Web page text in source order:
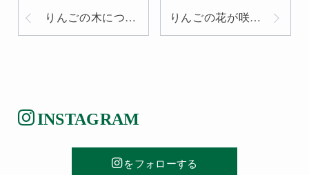
りんごの木につぼみがつき始めました りんごの花が咲いています
INSTAGRAM
をフォローする